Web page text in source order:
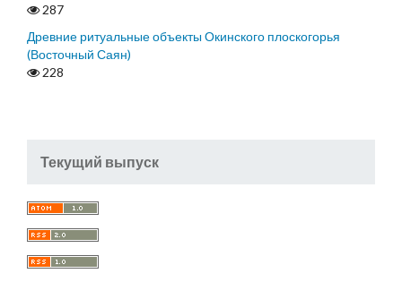
287
Древние ритуальные объекты Окинского плоскогорья
(Восточный Саян)
228
Текущий выпуск